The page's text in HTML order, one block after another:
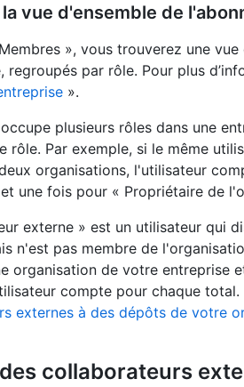
vue d'ensemble de
», vous trouverez une
regroupés par rôle. Pour plus
».
plusieurs rôles dans une
rôle. Par exemple, si le même
organisations, l'utilisateur
une fois pour « Propriétaire de
externe » est un utilisateur qui
n'est pas membre de
organisation de votre entreprise
compte pour chaque
externes à des dépôts de votre
collaborateurs